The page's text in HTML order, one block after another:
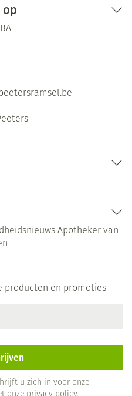
op
Apotheker van
producten en promoties
u zich in voor onze